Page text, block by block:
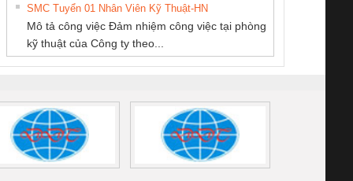
16I+
(2502520000)
BKE 1K5.4
(7791400879)2. Giá
SMC Tuyển 01 Nhân Viên Kỹ Thuật-HN
Mô tả công việc Đảm nhiệm công việc tại phòng
kỹ thuật của Công ty theo...